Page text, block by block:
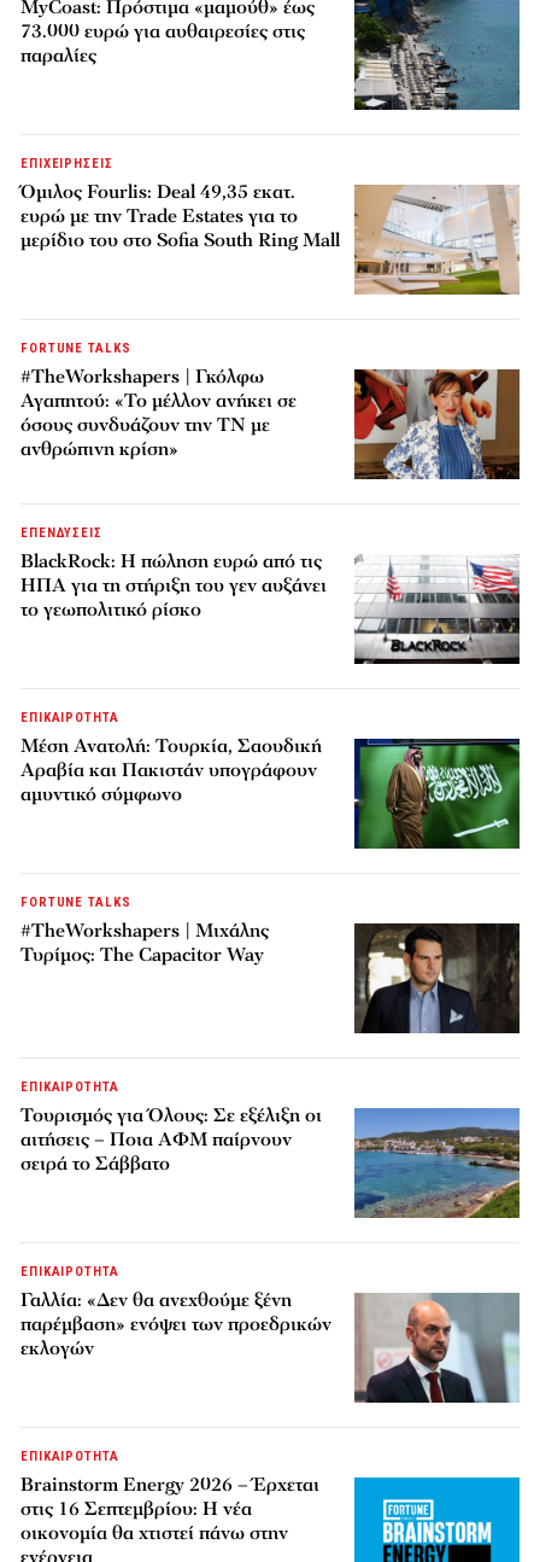
MyCoast: Πρόστιμα «μαμούθ» έως
73.000 ευρώ για αυθαιρεσίες στις
παραλίες
ΕΠΙΧΕΙΡΗΣΕΙΣ
Όμιλος Fourlis: Deal 49,35 εκατ.
ευρώ με την Trade Estates για το
μερίδιο του στο Sofia South Ring Mall
FORTUNE TALKS
#TheWorkshapers | Γκόλφω
Αγαπητού: «Το μέλλον ανήκει σε
όσους συνδυάζουν την ΤΝ με
ανθρώπινη κρίση»
ΕΠΕΝΔΥΣΕΙΣ
BlackRock: Η πώληση ευρώ από τις
ΗΠΑ για τη στήριξη του γεν αυξάνει
το γεωπολιτικό ρίσκο
ΕΠΙΚΑΙΡΟΤΗΤΑ
Μέση Ανατολή: Τουρκία, Σαουδική
Αραβία και Πακιστάν υπογράφουν
αμυντικό σύμφωνο
FORTUNE TALKS
#TheWorkshapers | Μιχάλης
Τυρίμος: The Capacitor Way
ΕΠΙΚΑΙΡΟΤΗΤΑ
Τουρισμός για Όλους: Σε εξέλιξη οι
αιτήσεις – Ποια ΑΦΜ παίρνουν
σειρά το Σάββατο
ΕΠΙΚΑΙΡΟΤΗΤΑ
Γαλλία: «Δεν θα ανεχθούμε ξένη
παρέμβαση» ενόψει των προεδρικών
εκλογών
ΕΠΙΚΑΙΡΟΤΗΤΑ
Brainstorm Energy 2026 – Έρχεται
στις 16 Σεπτεμβρίου: Η νέα
οικονομία θα χτιστεί πάνω στην